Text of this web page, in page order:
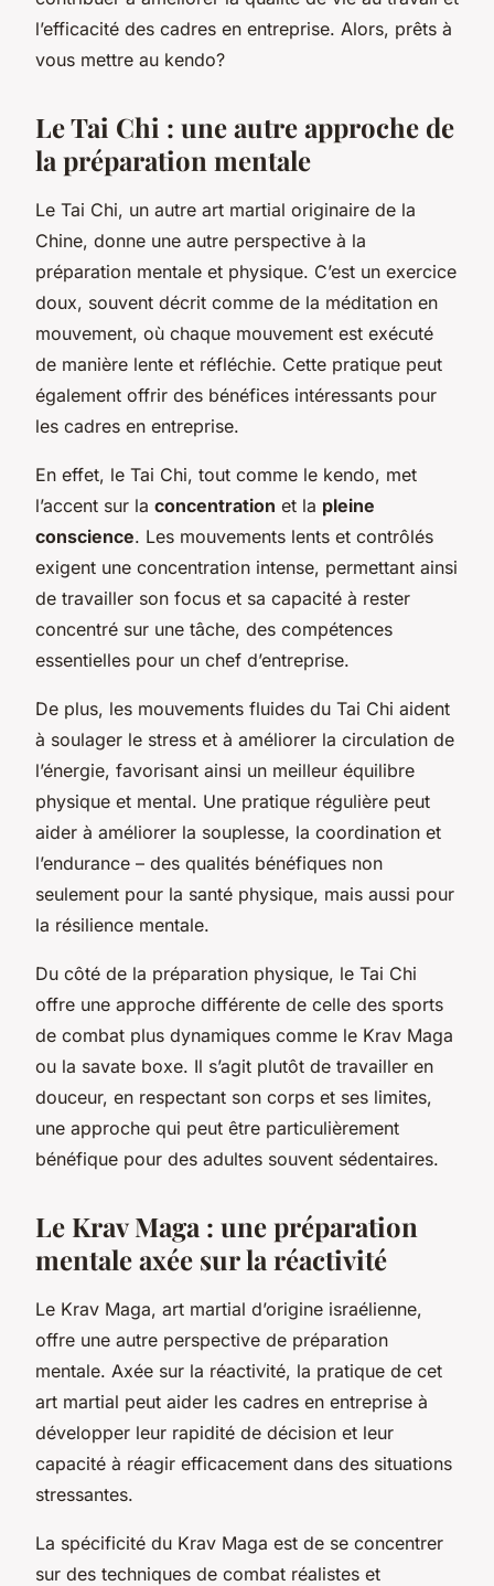
l’efficacité des cadres en entreprise. Alors, prêts à
vous mettre au kendo?
Le Tai Chi : une autre approche de
la préparation mentale
Le Tai Chi, un autre art martial originaire de la
Chine, donne une autre perspective à la
préparation mentale et physique. C’est un exercice
doux, souvent décrit comme de la méditation en
mouvement, où chaque mouvement est exécuté
de manière lente et réfléchie. Cette pratique peut
également offrir des bénéfices intéressants pour
les cadres en entreprise.
En effet, le Tai Chi, tout comme le kendo, met
l’accent sur la concentration et la pleine
conscience. Les mouvements lents et contrôlés
exigent une concentration intense, permettant ainsi
de travailler son focus et sa capacité à rester
concentré sur une tâche, des compétences
essentielles pour un chef d’entreprise.
De plus, les mouvements fluides du Tai Chi aident
à soulager le stress et à améliorer la circulation de
l’énergie, favorisant ainsi un meilleur équilibre
physique et mental. Une pratique régulière peut
aider à améliorer la souplesse, la coordination et
l’endurance – des qualités bénéfiques non
seulement pour la santé physique, mais aussi pour
la résilience mentale.
Du côté de la préparation physique, le Tai Chi
offre une approche différente de celle des sports
de combat plus dynamiques comme le Krav Maga
ou la savate boxe. Il s’agit plutôt de travailler en
douceur, en respectant son corps et ses limites,
une approche qui peut être particulièrement
bénéfique pour des adultes souvent sédentaires.
Le Krav Maga : une préparation
mentale axée sur la réactivité
Le Krav Maga, art martial d’origine israélienne,
offre une autre perspective de préparation
mentale. Axée sur la réactivité, la pratique de cet
art martial peut aider les cadres en entreprise à
développer leur rapidité de décision et leur
capacité à réagir efficacement dans des situations
stressantes.
La spécificité du Krav Maga est de se concentrer
sur des techniques de combat réalistes et